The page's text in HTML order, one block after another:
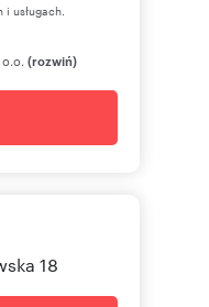
usługach.
(rozwiń)
18